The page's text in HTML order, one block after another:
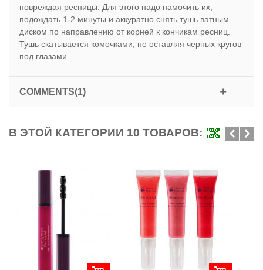
повреждая ресницы. Для этого надо намочить их,
подождать 1-2 минуты и аккуратно снять тушь ватным
диском по направлению от корней к кончикам ресниц.
Тушь скатывается комочками, не оставляя черных кругов
под глазами.
COMMENTS(1)
В ЭТОЙ КАТЕГОРИИ 10 ТОВАРОВ: